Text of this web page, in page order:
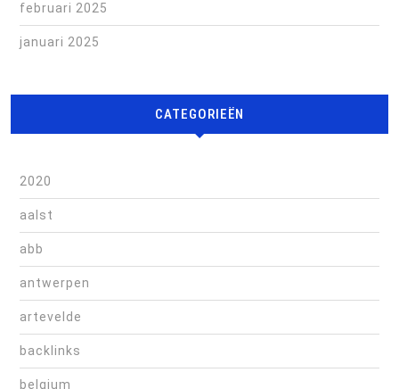
februari 2025
januari 2025
CATEGORIEËN
2020
aalst
abb
antwerpen
artevelde
backlinks
belgium